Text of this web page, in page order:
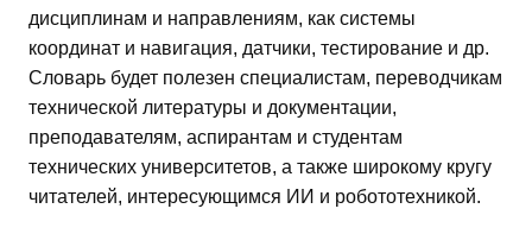
дисциплинам и направлениям, как системы
координат и навигация, датчики, тестирование и др.
Словарь будет полезен специалистам, переводчикам
технической литературы и документации,
преподавателям, аспирантам и студентам
технических университетов, а также широкому кругу
читателей, интересующимся ИИ и робототехникой.